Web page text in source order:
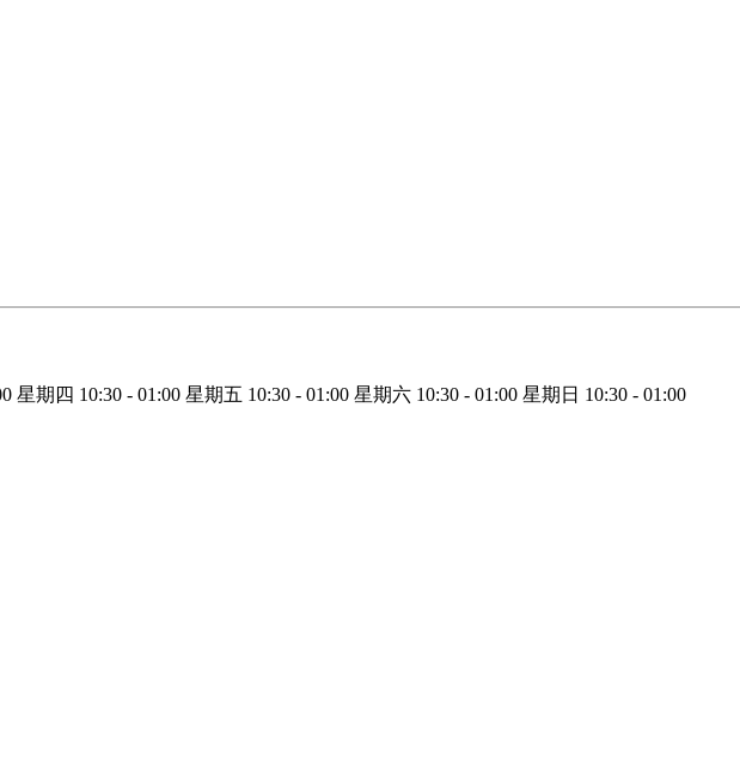
星期四 10:30 - 01:00 星期五 10:30 - 01:00 星期六 10:30 - 01:00 星期日 10:30 - 01:00